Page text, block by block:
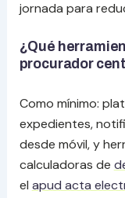
jornada para
¿Qué
procurador
Como mínimo:
expedientes,
desde móvil, y
calculadoras de
el apud acta